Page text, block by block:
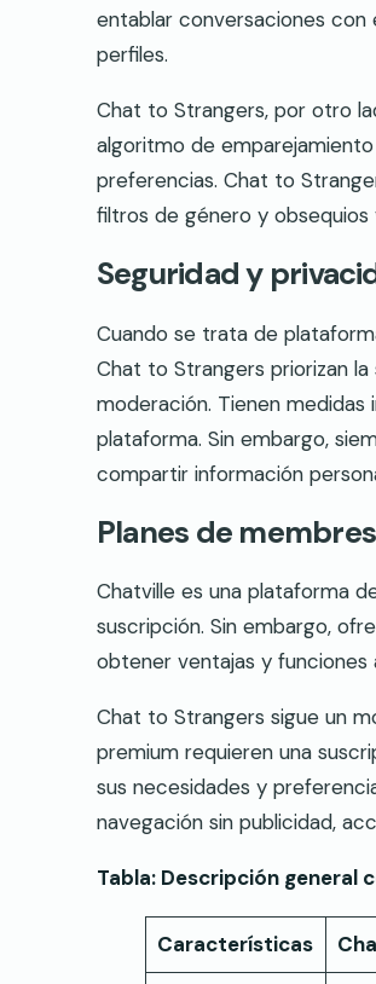
entablar conversaciones con
perfiles.
Chat to Strangers, por otro
algoritmo de
preferencias. Chat to
filtros de género y obsequios
Seguridad y
Cuando se trata de
Chat to Strangers priorizan
moderación. Tienen medidas
plataforma. Sin embargo,
compartir información
Planes de
Chatville es una plataforma
suscripción. Sin embargo,
obtener ventajas y funciones
Chat to Strangers sigue un
premium requieren una
sus necesidades y
navegación sin publicidad,
Tabla: Descripción general
Características